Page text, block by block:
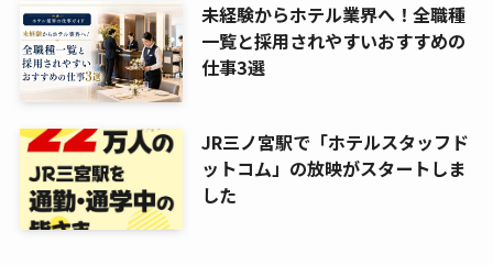
未経験からホテル業界へ！全職種
一覧と採用されやすいおすすめの
仕事3選
JR三ノ宮駅で「ホテルスタッフド
ットコム」の放映がスタートしま
した